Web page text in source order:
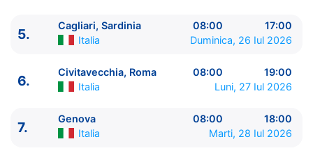
Ziua | Portul | Sosire - Plecare
----------------------------------------
Valencia Spania
10:00 - 20:00
3.
Spania
5.
Cagliari, Sardinia 08:00
17:00
Italia
Duminica, 26 Iul 2026
6.
Civitavecchia, Roma 08:00
19:00
Italia
Luni, 27 Iul 2026
7.
Genova 08:00
18:00
Italia
Marti, 28 Iul 2026